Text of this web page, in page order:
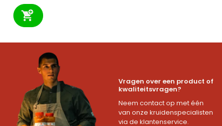
Vragen over een product of
kwaliteitsvragen?
Neem contact op met één
van onze kruidenspecialisten
via de klantenservice.